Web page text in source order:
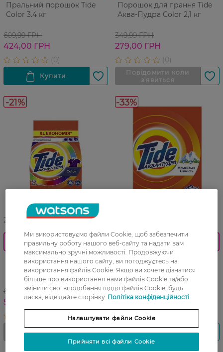
Пральний порошок Tide
Color 3.4 кг
609,99 ГРН
424,00 ГРН
Порошок для прання Tide
Аква-Пудра Color 2,1 кг
349,99 ГРН
279,00 ГРН
-21%
27 07 - 23 08
0_Спец.ціна
Порошок для прання Tide
Аква-Пудра Color 4050 г
649,99 ГРН
514,00 ГРН
-33%
0_Спец.ціна
Пральний порошок Gala
Аква-Пудра Альпійська
Свіжість 300 г
58,99 ГРН
39,49 ГРН
Ми використовуємо файли Cookie, щоб забезпечити
правильну роботу нашого веб-сайту та надати вам
максимально зручні можливості. Продовжуючи
використання нашого сайту, ви погоджуєтесь на
використання файлів Cookie. Якщо ви хочете дізнатися
більше про використання нами файлів Cookie та/або
змінити свої вподобання щодо файлів Cookie, будь
ласка, відвідайте сторінку Політіка конфіденційності
Налаштувати файли Cookie
Прийняти всі файли Cookie